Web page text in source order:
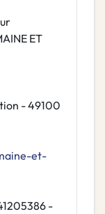
ET
- 49100
et-
-